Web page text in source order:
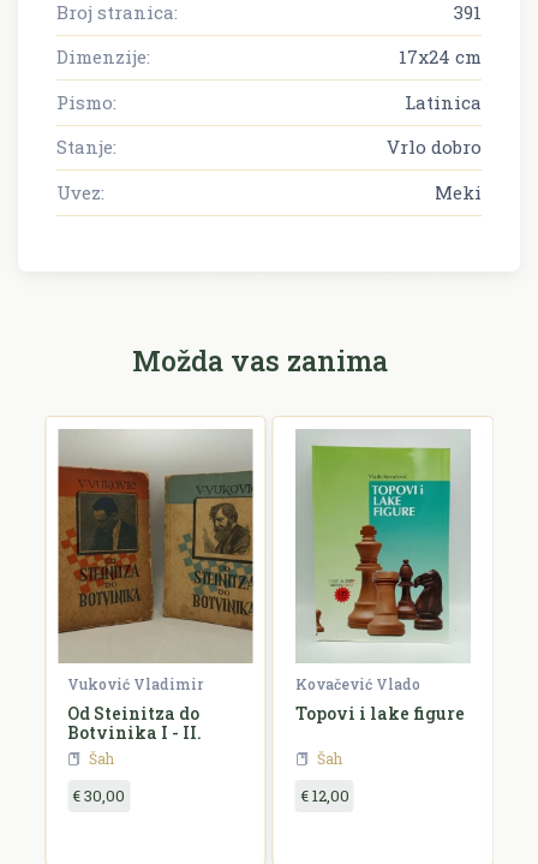
Broj stranica:
391
Dimenzije:
17x24 cm
Pismo:
Latinica
Stanje:
Vrlo dobro
Uvez:
Meki
Možda vas zanima
Vuković Vladimir
Od Steinitza do
Botvinika I - II.
Šah
€ 30,00
Kovačević Vlado
Topovi i lake figure
Šah
€ 12,00